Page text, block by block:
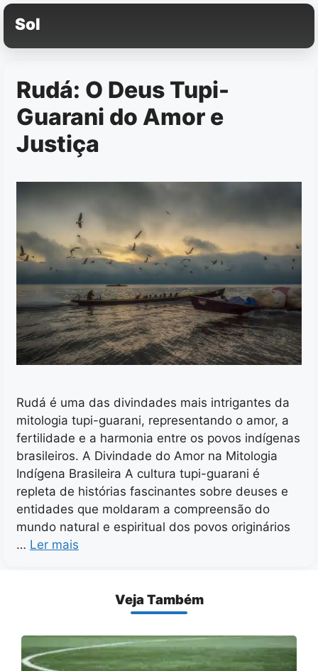
Pular
para
o
Sol
Rudá: O Deus Tupi-
Guarani do Amor e
Justiça
Rudá é uma das divindades mais intrigantes da
mitologia tupi-guarani, representando o amor, a
fertilidade e a harmonia entre os povos indígenas
brasileiros. A Divindade do Amor na Mitologia
Indígena Brasileira A cultura tupi-guarani é
repleta de histórias fascinantes sobre deuses e
entidades que moldaram a compreensão do
mundo natural e espiritual dos povos originários
… Ler mais
Veja Também